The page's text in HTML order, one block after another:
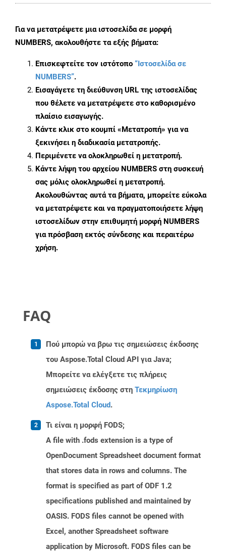
Για να μετατρέψετε μια ιστοσελίδα σε μορφή
NUMBERS, ακολουθήστε τα εξής βήματα:
Επισκεφτείτε τον ιστότοπο “Ιστοσελίδα σε
NUMBERS”.
Εισαγάγετε τη διεύθυνση URL της ιστοσελίδας
που θέλετε να μετατρέψετε στο καθορισμένο
πλαίσιο εισαγωγής.
Κάντε κλικ στο κουμπί «Μετατροπή» για να
ξεκινήσει η διαδικασία μετατροπής.
Περιμένετε να ολοκληρωθεί η μετατροπή.
Κάντε λήψη του αρχείου NUMBERS στη συσκευή
σας μόλις ολοκληρωθεί η μετατροπή.
Ακολουθώντας αυτά τα βήματα, μπορείτε εύκολα
να μετατρέψετε και να πραγματοποιήσετε λήψη
ιστοσελίδων στην επιθυμητή μορφή NUMBERS
για πρόσβαση εκτός σύνδεσης και περαιτέρω
χρήση.
FAQ
Πού μπορώ να βρω τις σημειώσεις έκδοσης
του Aspose.Total Cloud API για Java;
Μπορείτε να ελέγξετε τις πλήρεις
σημειώσεις έκδοσης στη Τεκμηρίωση
Aspose.Total Cloud.
Τι είναι η μορφή FODS;
A file with .fods extension is a type of
OpenDocument Spreadsheet document format
that stores data in rows and columns. The
format is specified as part of ODF 1.2
specifications published and maintained by
OASIS. FODS files cannot be opened with
Excel, another Spreadsheet software
application by Microsoft. FODS files can be